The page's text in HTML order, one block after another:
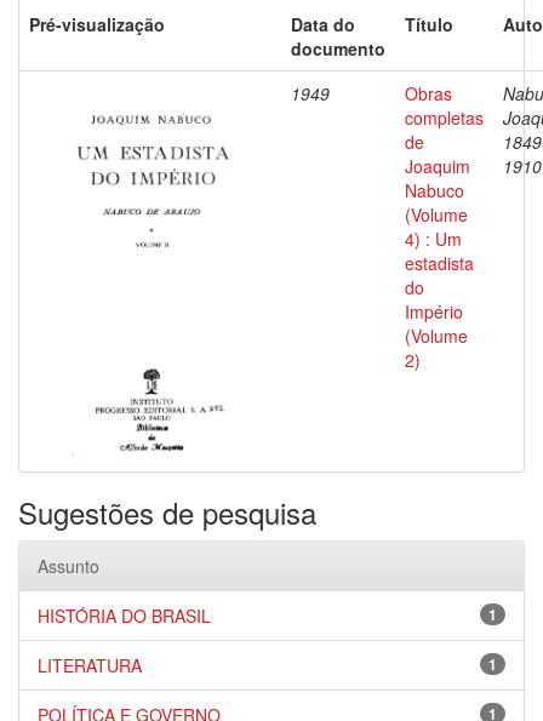
Pré-visualização
Data do
documento
Título
1949
Obras
completas
de
Joaquim
Nabuco
(Volume
4) : Um
estadista
do
Império
(Volume
2)
1910
Sugestões de pesquisa
Assunto
1
HISTÓRIA DO BRASIL
1
LITERATURA
1
POLÍTICA E GOVERNO